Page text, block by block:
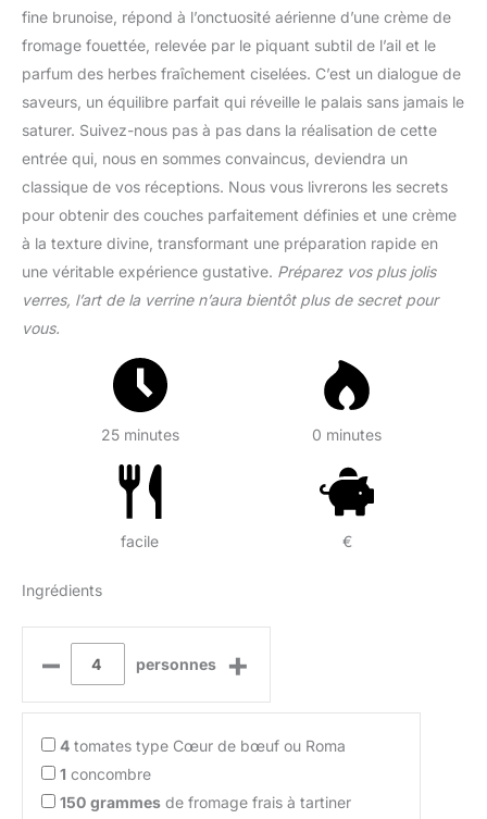
fine brunoise, répond à l’onctuosité aérienne d’une crème de
fromage fouettée, relevée par le piquant subtil de l’ail et le
parfum des herbes fraîchement ciselées. C’est un dialogue de
saveurs, un équilibre parfait qui réveille le palais sans jamais le
saturer. Suivez-nous pas à pas dans la réalisation de cette
entrée qui, nous en sommes convaincus, deviendra un
classique de vos réceptions. Nous vous livrerons les secrets
pour obtenir des couches parfaitement définies et une crème
à la texture divine, transformant une préparation rapide en
une véritable expérience gustative. Préparez vos plus jolis
verres, l’art de la verrine n’aura bientôt plus de secret pour
vous.
25 minutes 0 minutes
facile €
Ingrédients
– personnes +
4 tomates type Cœur de bœuf ou Roma
1 concombre
150 grammes de fromage frais à tartiner